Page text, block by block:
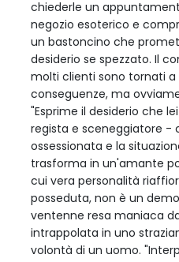
chiederle un
negozio esoterico e
un bastoncino che
desiderio se spezzato. Il
molti clienti sono tornati a
conseguenze, ma
"Esprime il desiderio che
regista e sceneggiatore -
ossessionata e la
trasforma in un'amante
cui vera personalità
posseduta, non è un
ventenne resa maniaca
intrappolata in uno
volontà di un uomo.